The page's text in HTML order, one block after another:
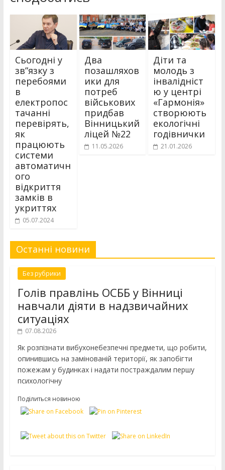
Сьогодні у
зв”язку з
перебоями
в
електропос
тачанні
перевірять,
як
працюють
системи
автоматичн
ого
відкриття
замків в
укриттях
05.07.2024
Два
позашляхов
ики для
потреб
військових
придбав
Вінницький
ліцей №22
11.05.2026
Діти та
молодь з
інвалідніст
ю у центрі
«Гармонія»
створюють
екологічні
годівнички
21.01.2026
Останні новини
Без рубрики
Голів правлінь ОСББ у Вінниці
навчали діяти в надзвичайних
ситуаціях
07.08.2026
Як розпізнати вибухонебезпечні предмети, що робити,
опинившись на замінованій території, як запобігти
пожежам у будинках і надати постраждалим першу
психологічну
Поділиться новиною